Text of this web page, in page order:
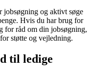
jobsøgning og aktivt søge
Hvis du har brug for
for råd om din jobsøgning,
støtte og vejledning.
til ledige